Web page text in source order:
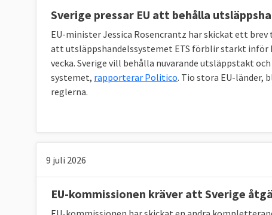
Sverige kritiseras för rättsliga brister
Sverige röstar som regel för nya EU-lagar i
dem. EU-kommissionen pekar i flera fall på
länge, eller att de införts på felaktigt sätt. Vid
Sverige ofta bland de främsta
statistik som rör
utvecklingochinnovationsförmåga. Läs mer –
Sverige pressar EU att behålla
EU-minister Jessica Rosencrantz har skickat ett
att utsläppshandelssystemet ETS förblir starkt inför
vecka. Sverige vill behålla nuvarande utsläppstakt
systemet, rapporterar Politico. Tio stora EU-länder,
reglerna.
9 juli 2026
EU-kommissionen kräver att Sverige